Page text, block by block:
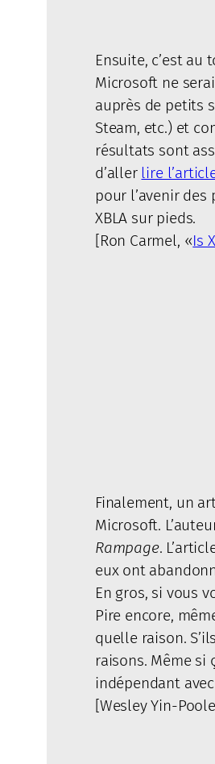
Ensuite, c’est au
Microsoft ne
auprès de petits
Steam, etc.) et
résultats sont
d’aller lire
pour l’avenir
XBLA sur pieds.
[Ron Carmel, «Is
Finalement, un
Microsoft.
Rampage.
eux ont
En gros, si vous
Pire encore,
quelle raison.
raisons. Même si
indépendant
[Wesley Yin-